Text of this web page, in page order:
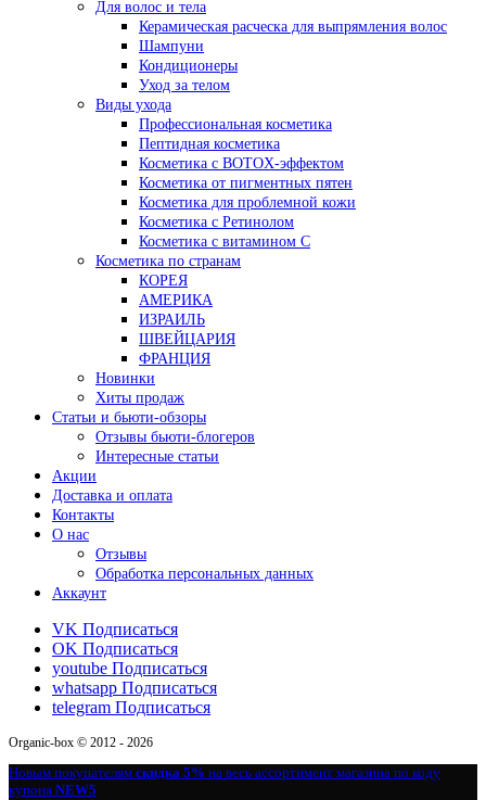
Для волос и тела
Керамическая расческа для выпрямления волос
Шампуни
Кондиционеры
Уход за телом
Виды ухода
Профессиональная косметика
Пептидная косметика
Косметика с BOTOX-эффектом
Косметика от пигментных пятен
Косметика для проблемной кожи
Косметика с Ретинолом
Косметика с витамином С
Косметика по странам
КОРЕЯ
АМЕРИКА
ИЗРАИЛЬ
ШВЕЙЦАРИЯ
ФРАНЦИЯ
Новинки
Хиты продаж
Статьи и бьюти-обзоры
Отзывы бьюти-блогеров
Интересные статьи
Акции
Доставка и оплата
Контакты
О нас
Отзывы
Обработка персональных данных
Аккаунт
VK Подписаться
OK Подписаться
youtube Подписаться
whatsapp Подписаться
telegram Подписаться
Organic-box © 2012 - 2026
Новым покупателям скидка 5% на весь ассортимент магазина по коду
купона NEW5